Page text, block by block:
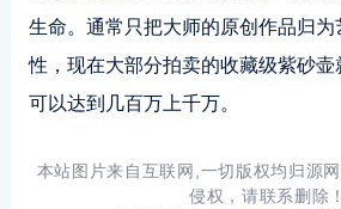
生命。通常只把大师的原创作品归
性，现在大部分拍卖的收藏级紫砂
可以达到几百万上千万。
本站图片来自互联网,一切版权均归源
侵权，请联系删除！